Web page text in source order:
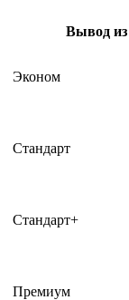
Вывод из
Эконом
Стандарт
Стандарт+
Премиум